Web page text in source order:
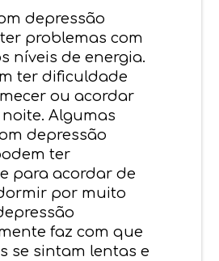
depressão
problemas com
níveis de energia.
ter dificuldade
ou acordar
Algumas
depressão
ter
para acordar de
por muito
faz com que
se sintam lentas e